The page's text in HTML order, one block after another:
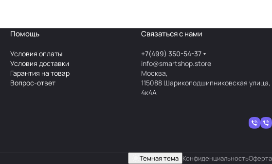
Помощь
Условия оплаты
Условия доставки
Гарантия на товар
Вопрос-ответ
Связаться с нами
+7(499) 350-54-37
info@smartshop.store
Москва,
115088 Шарикоподшипниковская улица,
4к4А
Темная тема КонфиденциальностьОферта